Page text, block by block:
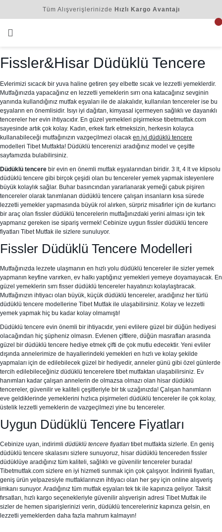
Tüm Alışverişlerinizde Hızlı Kargo Avantajı
Fissler&Hisar Düdüklü Tencere
Evlerimizi sıcacık bir yuva haline getiren şey elbette sıcak ve lezzetli yemeklerdir.
Mutfağınızda yapacağınız en lezzetli yemeklerin sırrı ona katacağınız sevginin
yanında kullandığınız mutfak eşyaları ile de alakalıdır, kullanılan tencereler ise bu
eşyaların en önemlisidir. Isıyı iyi dağıtan, kimyasal içermeyen sağlıklı ve dayanıklı
tencereler her evin ihtiyacıdır. En güzel yemekleri pişirmekse tibetmutfak.com
sayesinde artık çok kolay. Kadın, erkek fark etmeksizin, herkesin kolayca
kullanabileceği mutfağınızın vazgeçilmezi olacak en iyi düdüklü tencere
modelleri Tibet Mutfakta! Düdüklü tencerenizi aradığınız model ve çeşitte
sayfamızda bulabilirsiniz.
Düdüklü tencere bir evin en önemli mutfak eşyalarından biridir. 3 lt, 4 lt ve klipsolu
düdüklü tencere gibi birçok çeşidi olan bu tencereler yemek yapmak isteyenlere
büyük kolaylık sağlar. Buhar basıncından yararlanarak yemeği çabuk pişiren
tencereler olarak tanımlanan düdüklü tencere çalışan insanların kısa sürede
lezzetli yemekler yapmasında büyük rol alırken, sürpriz misafirler için de kurtarıcı
bir araç olan fissler düdüklü tencerelerin mutfağınızdaki yerini alması için tek
yapmanız gereken ise sipariş vermek! Cebinize uygun fissler düdüklü tencere
fiyatları Tibet Mutfak ile sizlere sunuluyor.
Fissler Düdüklü Tencere Modelleri
Mutfağınızda lezzete ulaşmanın en hızlı yolu düdüklü tencereler ile sizler yemek
yapmanın keyfine varırken, ev halkı yaptığınız yemekleri yemeye doyamayacak. En
güzel yemeklerin sırrı fisser düdüklü tencereler hayatınızı kolaylaştıracak.
Mutfağınızın ihtiyacı olan büyük, küçük düdüklü tencereler, aradığınız her türlü
düdüklü tencere modellerine Tibet Mutfak ile ulaşabilirsiniz. Kolay ve lezzetli
yemek yapmak hiç bu kadar kolay olmamıştı!
Düdüklü tencere evin önemli bir ihtiyacıdır, yeni evlilere güzel bir düğün hediyesi
olacağından hiç şüpheniz olmasın. Evlenen çiftlere, düğün masrafları arasında
güzel bir düdüklü tencere hediye etmek çifti de çok mutlu edecektir. Yeni evliler
dışında annelerimize de hayallerindeki yemekleri en hızlı ve kolay şekilde
yapmaları için de edilebilecek güzel bir hediyedir, anneler günü gibi özel günlerde
tercih edilebileceğiniz düdüklü tencerelere tibet mutfaktan ulaşabilirsiniz. Ev
hanımları kadar çalışan annelerin de olmazsa olmazı olan hisar düdüklü
tencereler, güvenilir ve kaliteli çeşitleriyle bir tık uzağınızda! Çalışan hanımların
eve geldiklerinde yemeklerini hızlıca pişirmeleri düdüklü tencereler ile çok kolay,
üstelik lezzetli yemeklerin de vazgeçilmezi yine bu tencereler.
Uygun Düdüklü Tencere Fiyatları
Cebinize uyan, indirimli düdüklü tencere fiyatları tibet mutfakta sizlerle. En geniş
düdüklü tencere skalasını sizlere sunuyoruz, hisar düdüklü tencereden fissler
düdüklüye aradığınız tüm kaliteli, sağlıklı ve güvenilir tencereler burada!
Tibetmutfak.com sizlere en iyi hizmeti sunmak için çok çalışıyor. İndirimli fiyatları,
geniş ürün yelpazesiyle mutfaklarınızın ihtiyacı olan her şey için online alışveriş
imkanı sunuyor. Aradığınız tüm mutfak eşyaları tek tık ile kapınıza geliyor. Taksit
fırsatları, hızlı kargo seçenekleriyle güvenilir alışverişin adresi Tibet Mutfak ile
sizler de hemen siparişlerinizi verin, düdüklü tencereleriniz kapınıza gelsin, en
lezzetli yemeklerden daha fazla mahrum kalmayın!